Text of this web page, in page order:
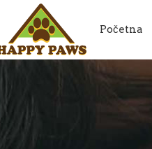
Početna